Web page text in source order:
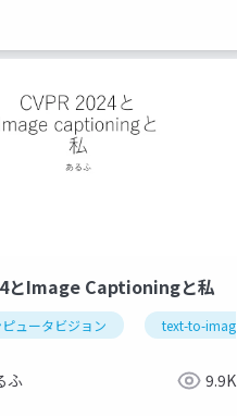
chatgpt
とImage Captioningと私
ュータビジョン text-to-image
ふ 9.9K